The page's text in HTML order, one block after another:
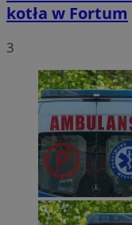
kotła w Fortum
3